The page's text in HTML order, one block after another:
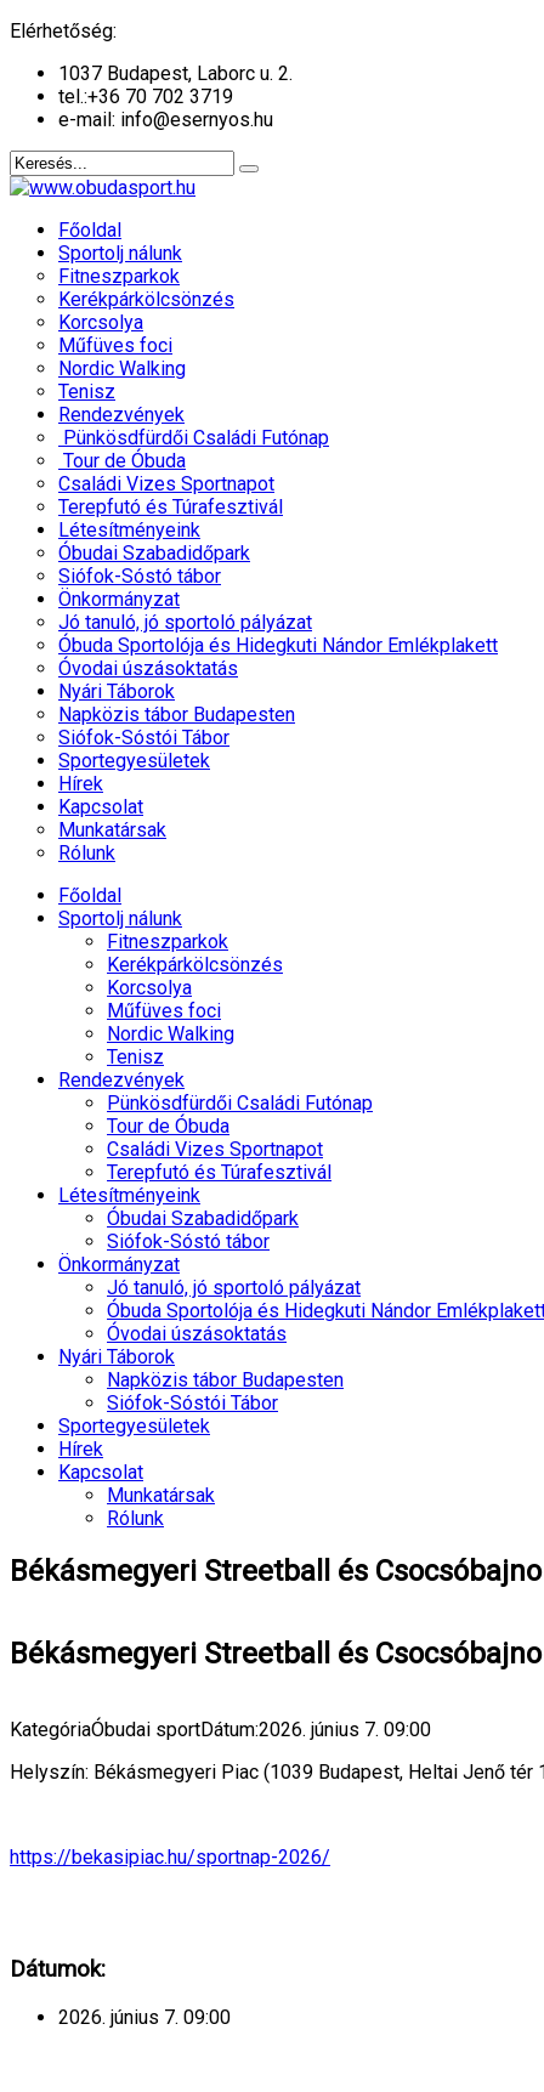
Elérhetőség:
1037 Budapest, Laborc u. 2.
tel.:+36 70 702 3719
e-mail: info@esernyos.hu
Főoldal
Sportolj nálunk
Fitneszparkok
Kerékpárkölcsönzés
Korcsolya
Műfüves foci
Nordic Walking
Tenisz
Rendezvények
Pünkösdfürdői Családi Futónap
Tour de Óbuda
Családi Vizes Sportnapot
Terepfutó és Túrafesztivál
Létesítményeink
Óbudai Szabadidőpark
Siófok-Sóstó tábor
Önkormányzat
Jó tanuló, jó sportoló pályázat
Óbuda Sportolója és Hidegkuti Nándor Emlékplakett
Óvodai úszásoktatás
Nyári Táborok
Napközis tábor Budapesten
Siófok-Sóstói Tábor
Sportegyesületek
Hírek
Kapcsolat
Munkatársak
Rólunk
Főoldal
Sportolj nálunk
Fitneszparkok
Kerékpárkölcsönzés
Korcsolya
Műfüves foci
Nordic Walking
Tenisz
Rendezvények
Pünkösdfürdői Családi Futónap
Tour de Óbuda
Családi Vizes Sportnapot
Terepfutó és Túrafesztivál
Létesítményeink
Óbudai Szabadidőpark
Siófok-Sóstó tábor
Önkormányzat
Jó tanuló, jó sportoló pályázat
Óbuda Sportolója és Hidegkuti Nándor
Óvodai úszásoktatás
Nyári Táborok
Napközis tábor Budapesten
Siófok-Sóstói Tábor
Sportegyesületek
Hírek
Kapcsolat
Munkatársak
Rólunk
Békásmegyeri Streetball és
Békásmegyeri Streetball és
KategóriaÓbudai sportDátum:2026. június 7. 09:00
Helyszín: Békásmegyeri Piac (1039 Budapest, Heltai Jenő tér
https://bekasipiac.hu/sportnap-2026/
Dátumok:
2026. június 7. 09:00